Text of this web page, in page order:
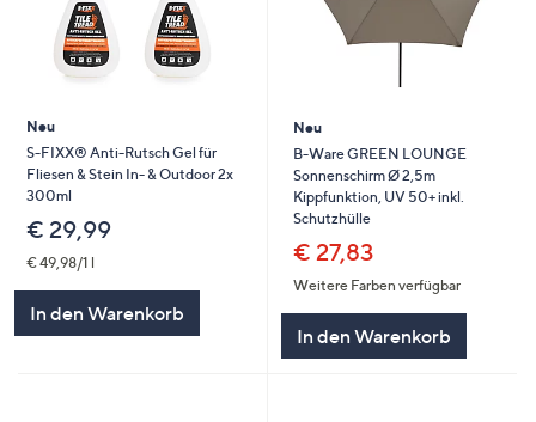
links
bzw.
um
diese
anzuzeigen.
Neu
S-FIXX® Anti-Rutsch Gel für
Fliesen & Stein In- & Outdoor 2x
300ml
€ 29,99
€ 49,98/1 l
In den Warenkorb
Neu
B-Ware GREEN LOUNGE
Sonnenschirm Ø 2,5m
Kippfunktion, UV 50+ inkl.
Schutzhülle
€ 27,83
Weitere Farben verfügbar
In den Warenkorb